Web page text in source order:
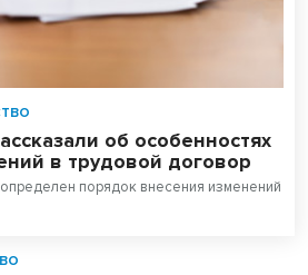
об особенностях
в трудовой договор
порядок внесения изменений